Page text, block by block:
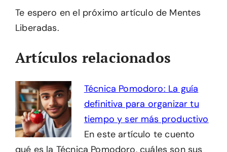
Te espero en el próximo artículo de Mentes
Liberadas.
Artículos relacionados
Técnica Pomodoro: La guía
definitiva para organizar tu
tiempo y ser más productivo
En este artículo te cuento